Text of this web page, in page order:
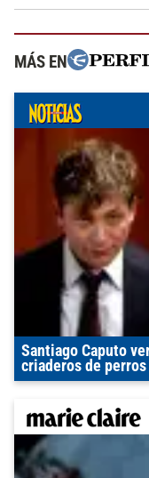
MÁS EN
Santiago Caputo
criaderos de perros